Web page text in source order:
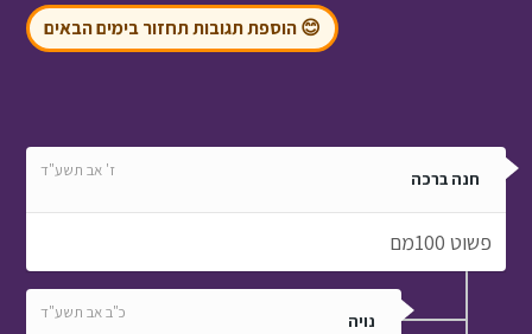
😊 הוספת תגובות תחזור בימים הבאים
חנה ברכה ז' אב תשע"ד
פשוט 100מם
נויה כ"ב אב תשע"ד